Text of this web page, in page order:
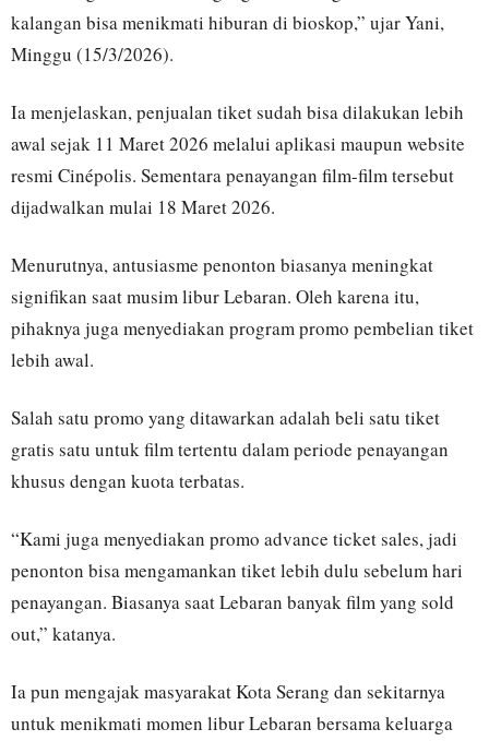
kalangan bisa menikmati hiburan di bioskop,” ujar Yani,
Minggu (15/3/2026).
Ia menjelaskan, penjualan tiket sudah bisa dilakukan lebih
awal sejak 11 Maret 2026 melalui aplikasi maupun website
resmi Cinépolis. Sementara penayangan film-film tersebut
dijadwalkan mulai 18 Maret 2026.
Menurutnya, antusiasme penonton biasanya meningkat
signifikan saat musim libur Lebaran. Oleh karena itu,
pihaknya juga menyediakan program promo pembelian tiket
lebih awal.
Salah satu promo yang ditawarkan adalah beli satu tiket
gratis satu untuk film tertentu dalam periode penayangan
khusus dengan kuota terbatas.
“Kami juga menyediakan promo advance ticket sales, jadi
penonton bisa mengamankan tiket lebih dulu sebelum hari
penayangan. Biasanya saat Lebaran banyak film yang sold
out,” katanya.
Ia pun mengajak masyarakat Kota Serang dan sekitarnya
untuk menikmati momen libur Lebaran bersama keluarga